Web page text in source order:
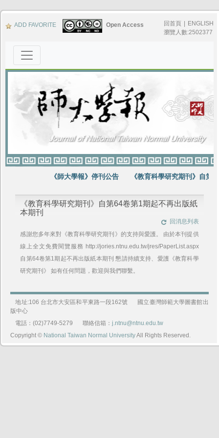
ADD FAVORITE Open Access 回首頁
ENGLISH
瀏覽人數:2502377
《師大學報》停刊公告 《教育科學研究期刊》自第
《教育科學研究期刊》自第64卷第1期起不再出版紙
本期刊
回消息列表
感謝您多年來對《教育科學研究期刊》的支持與愛護。 由於本刊提供
線上全文免費閱覽服務 http://jories.ntnu.edu.tw/jres/PaperList.aspx
自第64卷第1期起不再出版紙本期刊 懇請持續支持、愛護《教育科學
研究期刊》 如有任何問題，歡迎與我們聯繫。
地址:106 台北市大安區和平東路一段162號
國立臺灣師範大學圖書館出
版中心
電話：(02)7749-5279
聯絡信箱：j.ntnu@ntnu.edu.tw
Copyright © National Taiwan Normal UniversityAll Rights Reserved.